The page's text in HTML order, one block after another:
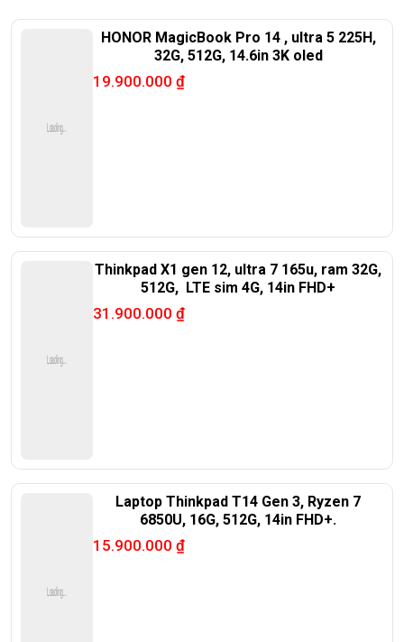
HONOR MagicBook Pro 14 , ultra 5 225H,
32G, 512G, 14.6in 3K oled
19.900.000 ₫